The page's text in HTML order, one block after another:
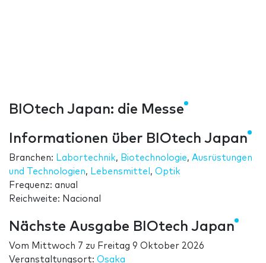
BIOtech Japan: die Messe
Informationen über BIOtech Japan
Branchen: Labortechnik, Biotechnologie, Ausrüstungen
und Technologien, Lebensmittel , Optik
Frequenz: anual
Reichweite: Nacional
Nächste Ausgabe BIOtech Japan
Vom Mittwoch 7 zu Freitag 9 Oktober 2026
Veranstaltungsort: Osaka